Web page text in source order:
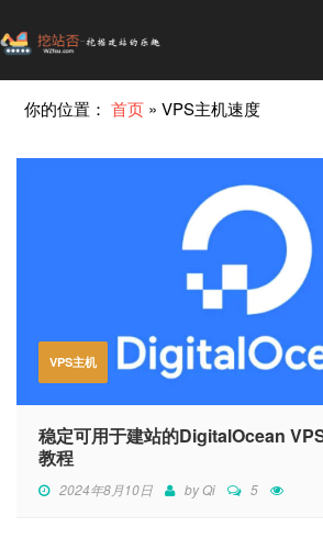
你的位置：首页 »VPS主机速度
VPS主机
稳定可用于建站的DigitalOcean
教程
2024年8月10日 byQi 5